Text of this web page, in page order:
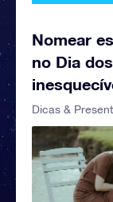
Nomear
no Dia
Dicas &